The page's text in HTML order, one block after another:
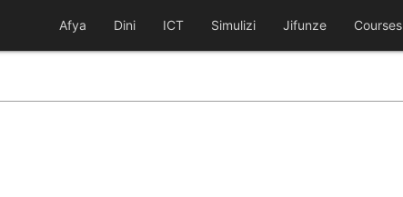
Afya Dini ICT Simulizi Jifunze Courses